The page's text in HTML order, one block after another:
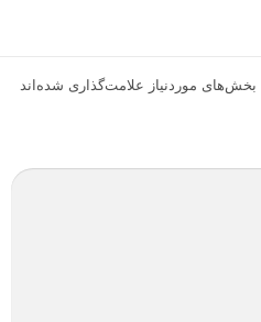
بخش‌های موردنیاز علامت‌گذاری شده‌اند